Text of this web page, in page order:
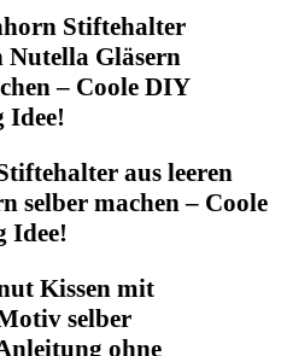
aus leeren
selber machen – Coole
Idee!